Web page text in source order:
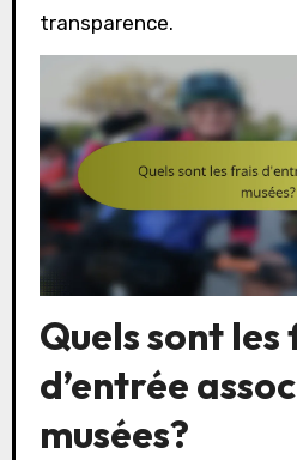
transparence.
Quels sont les
d’entrée
musées?